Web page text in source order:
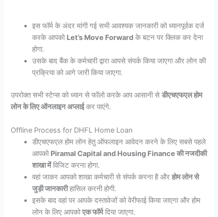
इस फॉर्म के अंदर मांगी गई सभी आवश्यक जानकारी को ध्यानपूर्वक दर्ज
करके आपको Let’s Move Forward के बटन पर क्लिक कर देना
होगा.
उसके बाद बैंक के कर्मचारी द्वारा आपसे संपर्क किया जाएगा और लोन की
प्रक्रिया को आगे जारी किया जाएगा.
उपरोक्त सभी स्टेप्स को ध्यान से फॉलो करके आप आसानी सेडीएचएफएल होम
लोन के लिए ऑनलाइन अप्लाईकर पाएंगे.
Offline Process for DHFL Home Loan
डीएचएफएल होम लोन हेतु ऑफलाइन आवेदन करने के लिए सबसे पहले
आपको Piramal Capital and Housing Finance की नजदीकी
शाखा मेंविजिट करना होगा.
वहां जाकर आपको शाखा कर्मचारी से संपर्क करना है औरहोम लोन से
जुड़ी जानकारीहासिल करनी होगी.
इसके बाद वहां पर आपके दस्तावेजों को वेरीफाई किया जाएगा और होम
लोन के लिए आपकोएक फॉर्मदिया जाएगा.